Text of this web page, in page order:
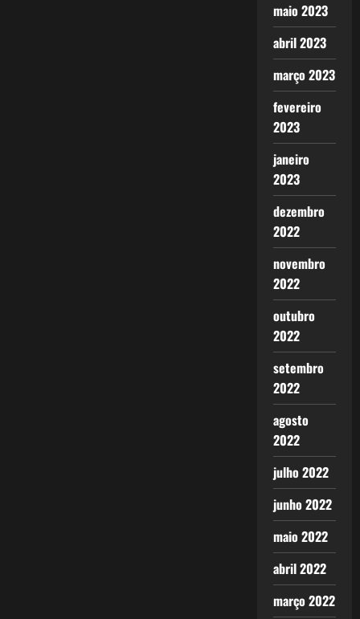
maio 2023
abril 2023
março 2023
fevereiro
2023
janeiro
2023
dezembro
2022
novembro
2022
outubro
2022
setembro
2022
agosto
2022
julho 2022
junho 2022
maio 2022
abril 2022
março 2022